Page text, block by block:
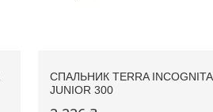
СПАЛЬНИК TERRA INCOGNITA
JUNIOR 300